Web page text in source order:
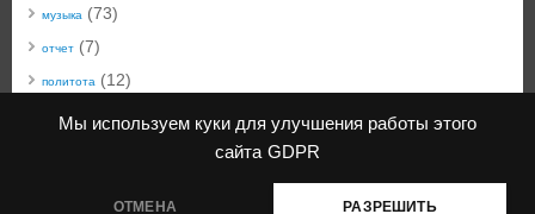
Мы используем куки для улучшения работы этого
сайта GDPR
ОТМЕНА РАЗРЕШИТЬ
музыка (73)
отчет (7)
политота (12)
техноблог